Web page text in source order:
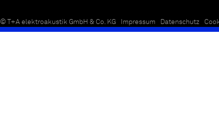
© T+A elektroakustik GmbH & Co. KG Impressum Datenschutz